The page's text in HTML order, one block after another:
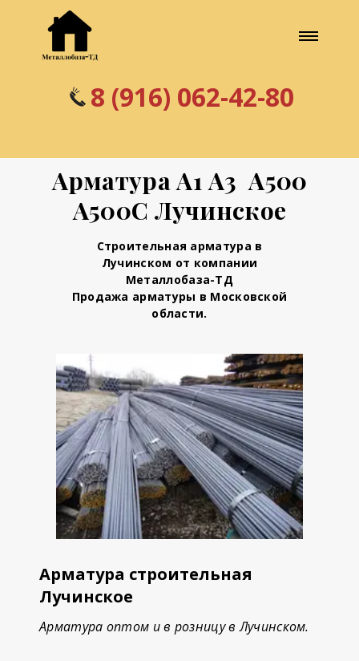
8 (916) 062-42-80
Арматура А1 А3 А500
А500С Лучинское
Строительная арматура в
Лучинском от компании
Металлобаза-ТД
Продажа арматуры в Московской
области.
Арматура строительная
Лучинское
Арматура оптом и в розницу в Лучинском.